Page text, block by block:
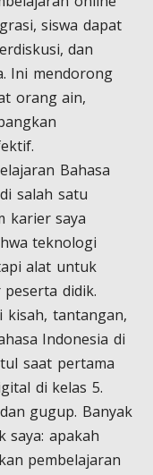
siswa dapat
dan
Ini mendorong
orang ain,
Bahasa
salah satu
karier saya
teknologi
alat untuk
didik.
kisah, tantangan,
Indonesia di
saat pertama
di kelas 5.
gugup. Banyak
saya: apakah
pembelajaran